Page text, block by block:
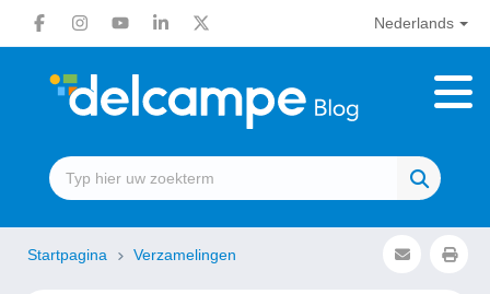
Nederlands
Startpagina Verzamelingen